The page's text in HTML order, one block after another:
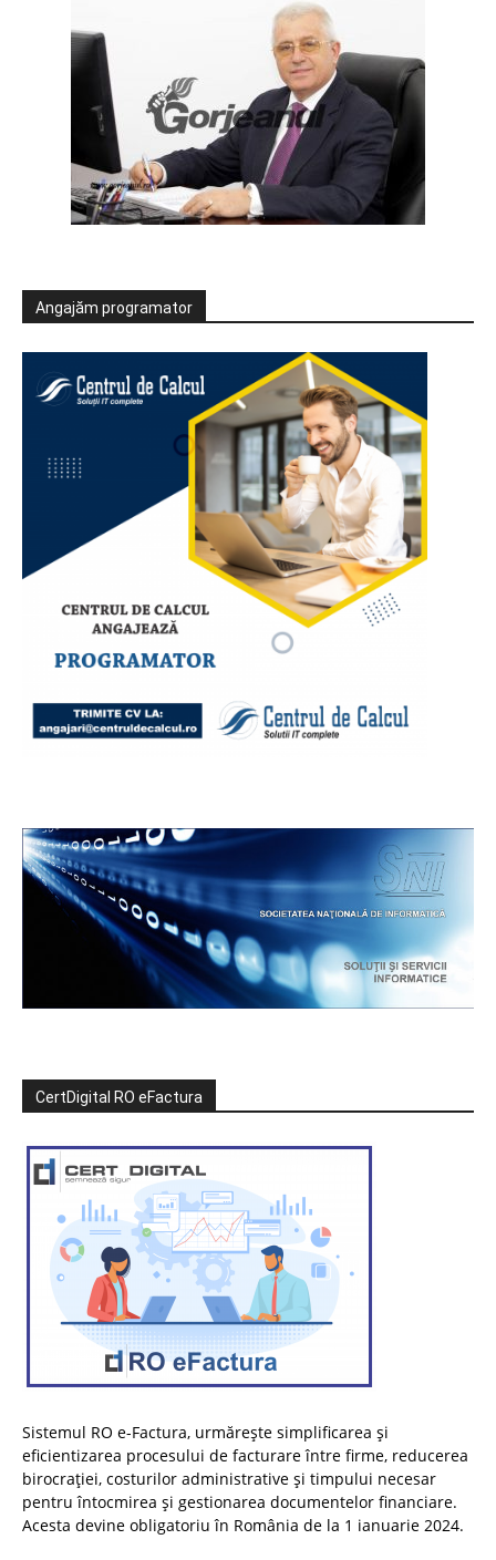
Angajăm programator
CertDigital RO eFactura
Sistemul RO e-Factura, urmărește simplificarea și
eficientizarea procesului de facturare între firme, reducerea
birocrației, costurilor administrative și timpului necesar
pentru întocmirea și gestionarea documentelor financiare.
Acesta devine obligatoriu în România de la 1 ianuarie 2024.